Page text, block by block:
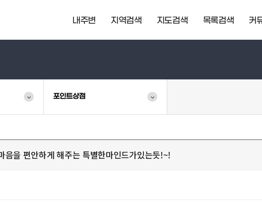
내주변 지역검색 지도검색 목록검색 커
포인트상점
음을 편안하게 해주는 특별한마인드가있는듯!~!